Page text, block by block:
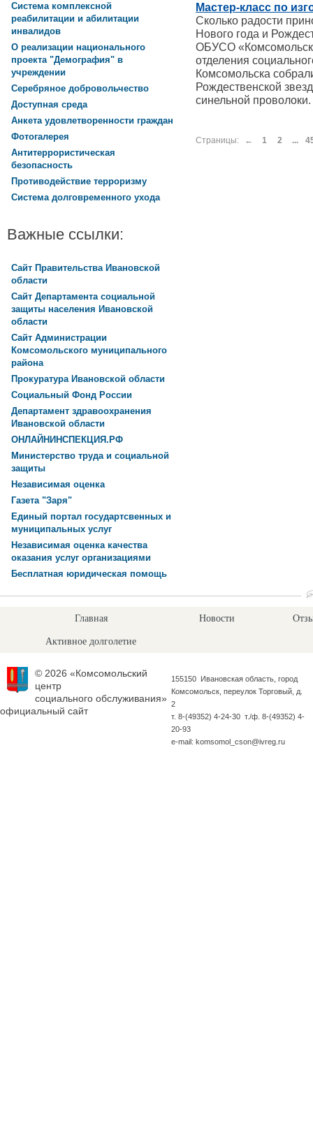
Мастер-класс по
Сколько радости
Нового года и
ОБУСО
отделения
Комсомольска
Рождественской
синельной проволоки.
Страницы: ← 1 2 ...
Система комплексной
реабилитации и абилитации
инвалидов
О реализации национального
проекта "Демография" в
учреждении
Серебряное добровольчество
Доступная среда
Анкета удовлетворенности граждан
Фотогалерея
Антитеррористическая
безопасность
Противодействие терроризму
Система долговременного ухода
Важные ссылки:
Сайт Правительства Ивановской
области
Сайт Департамента социальной
защиты населения Ивановской
области
Сайт Администрации
Комсомольского муниципального
района
Прокуратура Ивановской области
Социальный Фонд России
Департамент здравоохранения
Ивановской области
ОНЛАЙНИНСПЕКЦИЯ.РФ
Министерство труда и социальной
защиты
Независимая оценка
Газета "Заря"
Единый портал государтсвенных и
муниципальных услуг
Независимая оценка качества
оказания услуг организациями
Бесплатная юридическая помощь
Главная Новости
Активное долголетие
© 2026 «Комсомольский
центр
социального обслуживания»
официальный сайт
155150 Ивановская область, город
Комсомольск, переулок Торговый, д.
2
т. 8-(49352) 4-24-30 т./ф. 8-(49352) 4-
20-93
e-mail: komsomol_cson@ivreg.ru